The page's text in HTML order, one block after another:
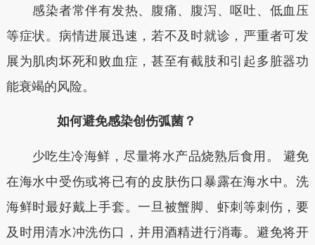
感染者常伴有发热、腹痛、腹泻、呕吐、低血压
等症状。病情进展迅速，若不及时就诊，严重者可发
展为肌肉坏死和败血症，甚至有截肢和引起多脏器功
能衰竭的风险。
如何避免感染创伤弧菌？
少吃生冷海鲜，尽量将水产品烧熟后食用。 避免
在海水中受伤或将已有的皮肤伤口暴露在海水中。洗
海鲜时最好戴上手套。一旦被蟹脚、虾刺等刺伤，要
及时用清水冲洗伤口，并用酒精进行消毒。避免将开